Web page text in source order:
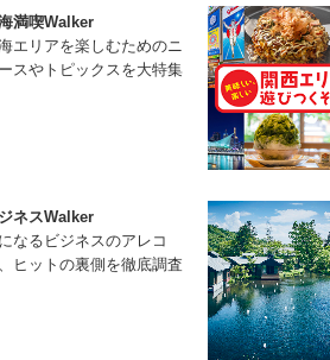
満喫Walker
エリアを楽しむためのニ
スやトピックスを大特集
ネスWalker
なるビジネスのアレコ
ヒットの裏側を徹底調査